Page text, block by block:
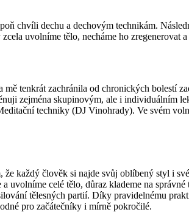
chvíli dechu a dechovým technikám.
uvolníme tělo, necháme ho zregenerovat
tenkrát zachránila od chronických bolestí
zejména skupinovým, ale i individuálním
techniky (DJ Vinohrady). Ve svém
každý člověk si najde svůj oblíbený styl i
celé tělo, důraz klademe na
tělesných partií. Díky pravidelnému
pro začátečníky i mírně pokročilé.